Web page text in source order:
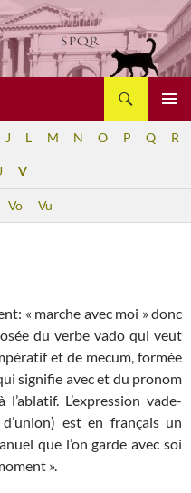
J L M N O P Q R
V
Vo Vu
« marche avec moi » donc
du verbe vado qui veut
et de mecum, formée
signifie avec et du pronom
L’expression vade-
est en français un
que l’on garde avec soi
».